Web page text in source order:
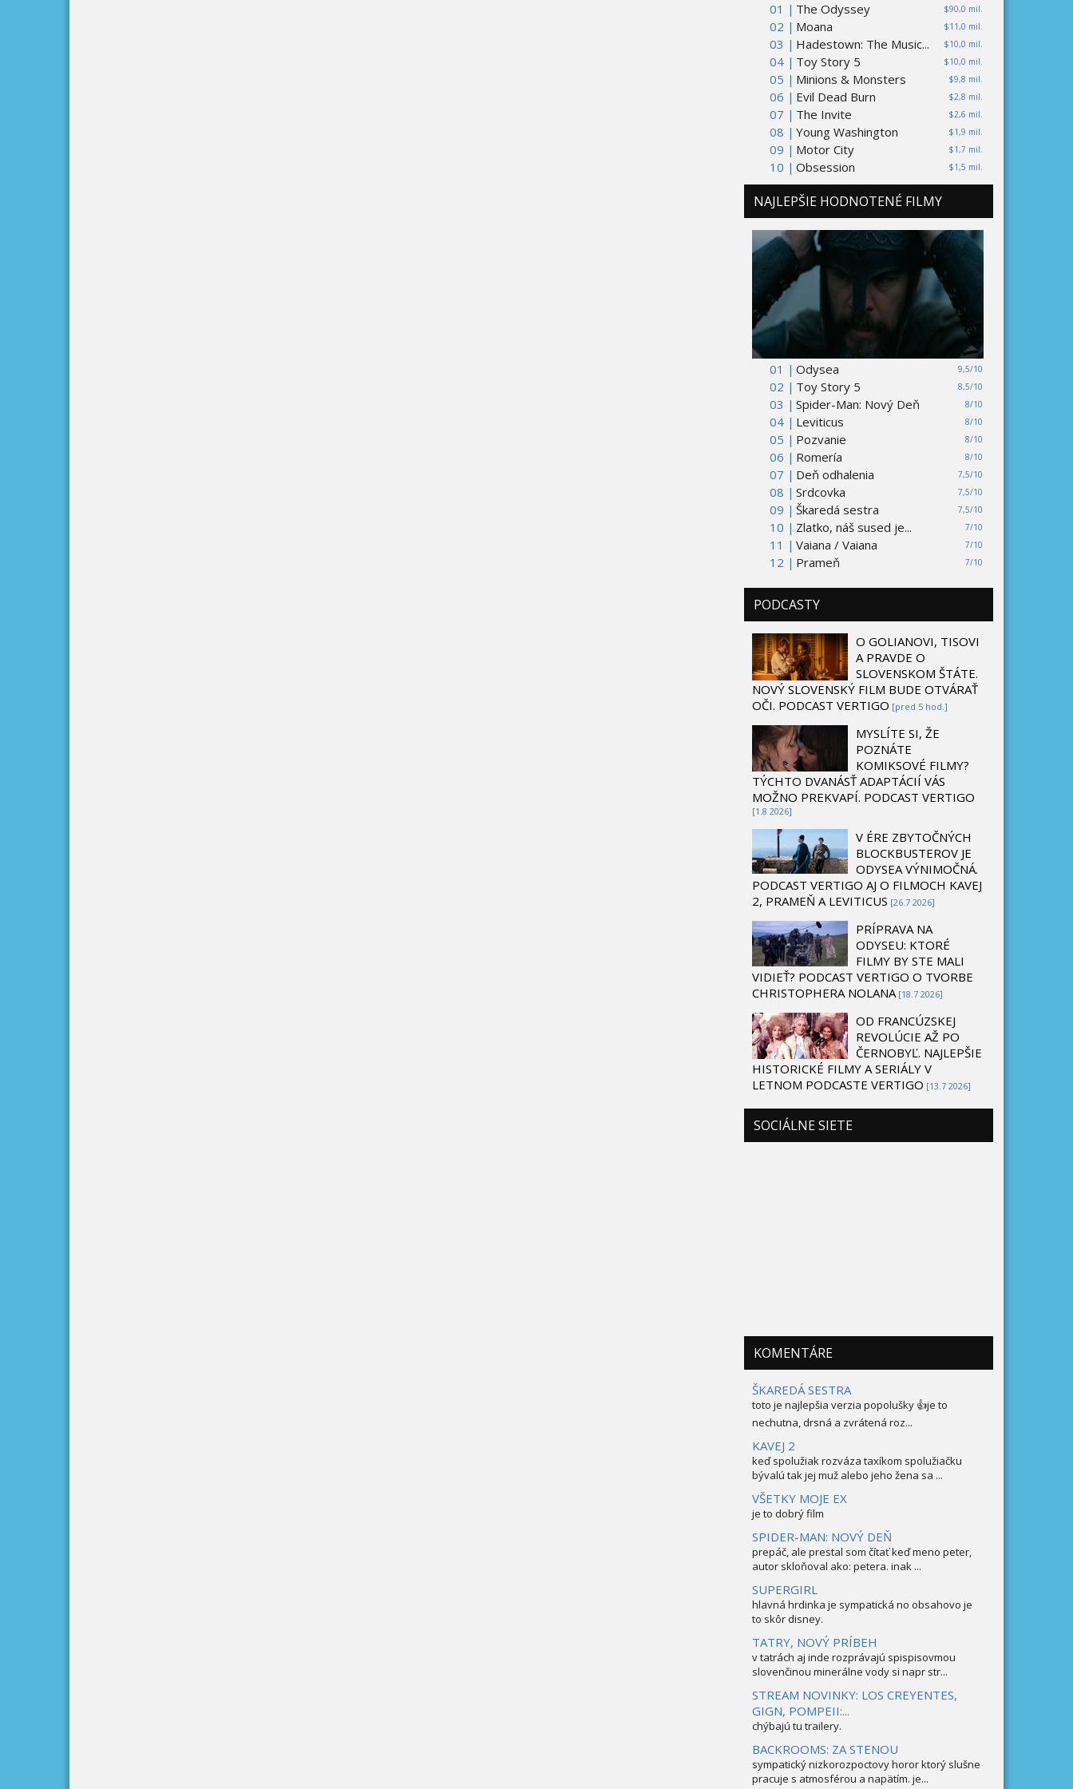
01 | $90,0 mil.
The Odyssey
02 |
$11,0 mil.
Moana
03 |
$10,0 mil.
Hadestown: The Music...
04 |
$10,0 mil.
Toy Story 5
05 |
$9,8 mil.
Minions & Monsters
06 |
$2,8 mil.
Evil Dead Burn
07 |
$2,6 mil.
The Invite
08 |
$1,9 mil.
Young Washington
09 |
$1,7 mil.
Motor City
10 |
$1,5 mil.
Obsession
NAJLEPŠIE HODNOTENÉ FILMY
01 | 9,5/10
Odysea
02 |
8,5/10
Toy Story 5
03 |
8/10
Spider-Man: Nový Deň
04 |
8/10
Leviticus
05 |
8/10
Pozvanie
06 |
8/10
Romería
07 |
7,5/10
Deň odhalenia
08 |
7,5/10
Srdcovka
09 |
7,5/10
Škaredá sestra
10 |
7/10
Zlatko, náš sused je...
11 |
7/10
Vaiana / Vaiana
12 |
7/10
Prameň
PODCASTY
O GOLIANOVI, TISOVI
A PRAVDE O
SLOVENSKOM ŠTÁTE.
NOVÝ SLOVENSKÝ FILM BUDE OTVÁRAŤ
OČI. PODCAST VERTIGO [pred 5 hod.]
MYSLÍTE SI, ŽE
POZNÁTE
KOMIKSOVÉ FILMY?
TÝCHTO DVANÁSŤ ADAPTÁCIÍ VÁS
MOŽNO PREKVAPÍ. PODCAST VERTIGO
[1.8 2026]
V ÉRE ZBYTOČNÝCH
BLOCKBUSTEROV JE
ODYSEA VÝNIMOČNÁ.
PODCAST VERTIGO AJ O FILMOCH KAVEJ
2, PRAMEŇ A LEVITICUS [26.7 2026]
PRÍPRAVA NA
ODYSEU: KTORÉ
FILMY BY STE MALI
VIDIEŤ? PODCAST VERTIGO O TVORBE
CHRISTOPHERA NOLANA [18.7 2026]
OD FRANCÚZSKEJ
REVOLÚCIE AŽ PO
ČERNOBYĽ. NAJLEPŠIE
HISTORICKÉ FILMY A SERIÁLY V
LETNOM PODCASTE VERTIGO [13.7 2026]
SOCIÁLNE SIETE
KOMENTÁRE
ŠKAREDÁ SESTRA
toto je najlepšia verzia popolušky 👍je to
nechutna, drsná a zvrátená roz...
KAVEJ 2
keď spolužiak rozváza taxíkom spolužiačku
bývalú tak jej muž alebo jeho žena sa ...
VŠETKY MOJE EX
je to dobrý film
SPIDER-MAN: NOVÝ DEŇ
prepáč, ale prestal som čítať keď meno peter,
autor skloňoval ako: petera. inak ...
SUPERGIRL
hlavná hrdinka je sympatická no obsahovo je
to skôr disney.
TATRY, NOVÝ PRÍBEH
v tatrách aj inde rozprávajú spispisovmou
slovenčinou minerálne vody si napr str...
STREAM NOVINKY: LOS CREYENTES,
GIGN, POMPEII:...
chýbajú tu trailery.
BACKROOMS: ZA STENOU
sympatický nizkorozpoctovy horor ktorý slušne
pracuje s atmosférou a napätím. je...